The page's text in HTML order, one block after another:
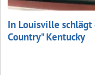
In Louisville schlägt
Country" Kentucky